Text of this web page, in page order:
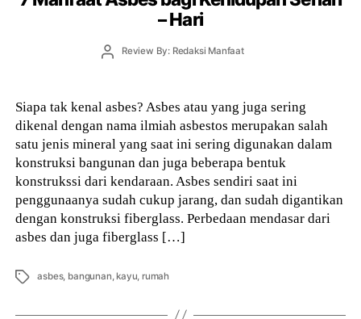
– Hari
PostReview By: Redaksi Manfaat
Siapa tak kenal asbes? Asbes atau yang juga sering
dikenal dengan nama ilmiah asbestos merupakan salah
satu jenis mineral yang saat ini sering digunakan dalam
konstruksi bangunan dan juga beberapa bentuk
konstrukssi dari kendaraan. Asbes sendiri saat ini
penggunaanya sudah cukup jarang, dan sudah digantikan
dengan konstruksi fiberglass. Perbedaan mendasar dari
asbes dan juga fiberglass […]
Tags asbes, bangunan, kayu, rumah